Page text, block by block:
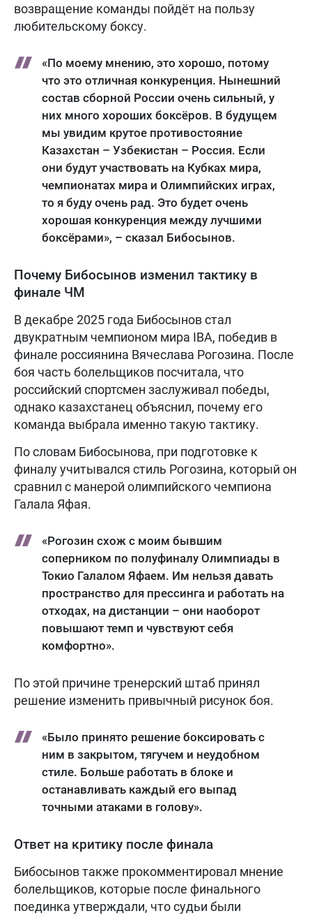
возвращение команды пойдёт на пользу
любительскому боксу.
«По моему мнению, это хорошо, потому
что это отличная конкуренция. Нынешний
состав сборной России очень сильный, у
них много хороших боксёров. В будущем
мы увидим крутое противостояние
Казахстан – Узбекистан – Россия. Если
они будут участвовать на Кубках мира,
чемпионатах мира и Олимпийских играх,
то я буду очень рад. Это будет очень
хорошая конкуренция между лучшими
боксёрами», – сказал Бибосынов.
Почему Бибосынов изменил тактику в
финале ЧМ
В декабре 2025 года Бибосынов стал
двукратным чемпионом мира IBA, победив в
финале россиянина Вячеслава Рогозина. После
боя часть болельщиков посчитала, что
российский спортсмен заслуживал победы,
однако казахстанец объяснил, почему его
команда выбрала именно такую тактику.
По словам Бибосынова, при подготовке к
финалу учитывался стиль Рогозина, который он
сравнил с манерой олимпийского чемпиона
Галала Яфая.
«Рогозин схож с моим бывшим
соперником по полуфиналу Олимпиады в
Токио Галалом Яфаем. Им нельзя давать
пространство для прессинга и работать на
отходах, на дистанции – они наоборот
повышают темп и чувствуют себя
комфортно».
По этой причине тренерский штаб принял
решение изменить привычный рисунок боя.
«Было принято решение боксировать с
ним в закрытом, тягучем и неудобном
стиле. Больше работать в блоке и
останавливать каждый его выпад
точными атаками в голову».
Ответ на критику после финала
Бибосынов также прокомментировал мнение
болельщиков, которые после финального
поединка утверждали, что судьи были